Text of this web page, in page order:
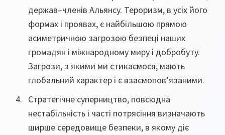
держав–членів Альянсу. Тероризм, в усіх його
формах і проявах, є найбільшою прямою
асиметричною загрозою безпеці наших
громадян і міжнародному миру і добробуту.
Загрози, з якими ми стикаємося, мають
глобальний характер і є взаємопов’язаними.
Стратегічне суперництво, повсюдна
нестабільність і часті потрясіння визначають
ширше середовище безпеки, в якому діє